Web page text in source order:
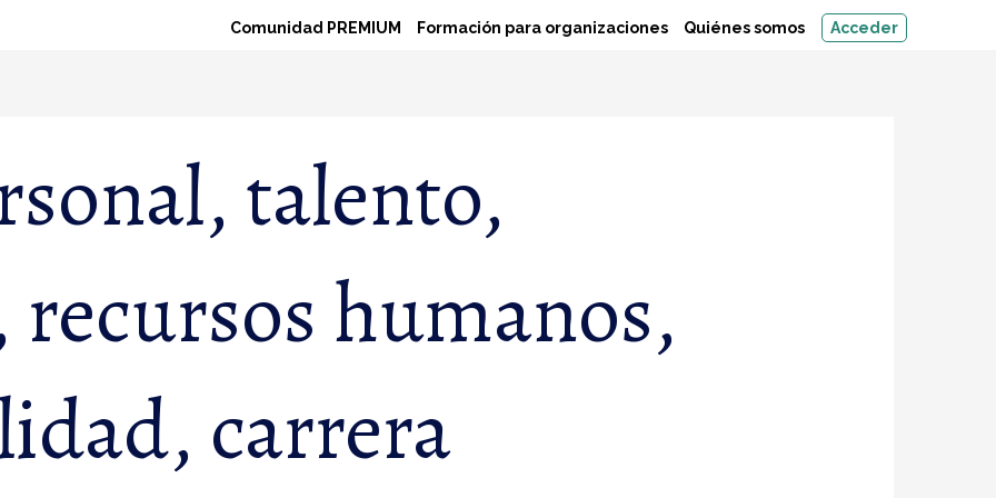
Comunidad PREMIUM Formación para organizaciones Quiénes somos Acceder
talento,
humanos,
carrera